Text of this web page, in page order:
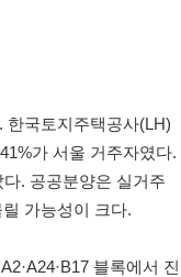
한국토지주택공사(LH)
가 서울 거주자였다.
다. 공공분양은 실거주
가능성이 크다.
블록에서 진